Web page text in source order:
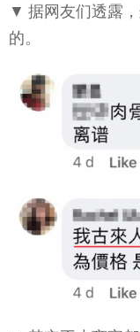
▼ 据网友们透露
的。